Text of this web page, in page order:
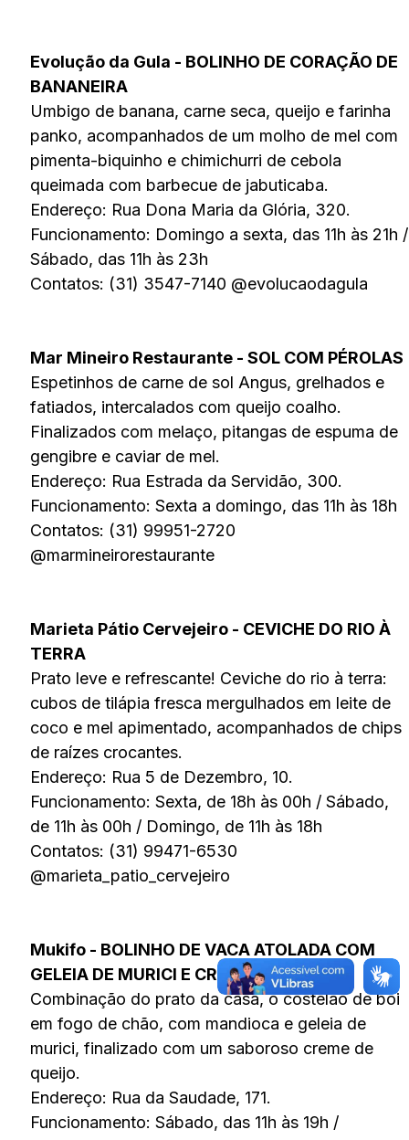
Evolução da Gula - BOLINHO DE CORAÇÃO DE
BANANEIRA
Umbigo de banana, carne seca, queijo e farinha
panko, acompanhados de um molho de mel com
pimenta-biquinho e chimichurri de cebola
queimada com barbecue de jabuticaba.
Endereço: Rua Dona Maria da Glória, 320.
Funcionamento: Domingo a sexta, das 11h às 21h /
Sábado, das 11h às 23h
Contatos: (31) 3547-7140 @evolucaodagula
Mar Mineiro Restaurante - SOL COM PÉROLAS
Espetinhos de carne de sol Angus, grelhados e
fatiados, intercalados com queijo coalho.
Finalizados com melaço, pitangas de espuma de
gengibre e caviar de mel.
Endereço: Rua Estrada da Servidão, 300.
Funcionamento: Sexta a domingo, das 11h às 18h
Contatos: (31) 99951-2720
@marmineirorestaurante
Marieta Pátio Cervejeiro - CEVICHE DO RIO À
TERRA
Prato leve e refrescante! Ceviche do rio à terra:
cubos de tilápia fresca mergulhados em leite de
coco e mel apimentado, acompanhados de chips
de raízes crocantes.
Endereço: Rua 5 de Dezembro, 10.
Funcionamento: Sexta, de 18h às 00h / Sábado,
de 11h às 00h / Domingo, de 11h às 18h
Contatos: (31) 99471-6530
@marieta_patio_cervejeiro
Mukifo - BOLINHO DE VACA ATOLADA COM
GELEIA DE MURICI E CREME DE QUEIJO
Combinação do prato da casa, o costelão de boi
em fogo de chão, com mandioca e geleia de
murici, finalizado com um saboroso creme de
queijo.
Endereço: Rua da Saudade, 171.
Funcionamento: Sábado, das 11h às 19h /